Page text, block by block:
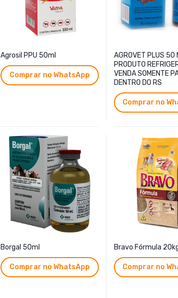
Agrosil PPU 50ml
Comprar no WhatsApp
AGROVET PLUS 50
PRODUTO
VENDA SOMENTE
DENTRO DO RS
Comprar no
Borgal 50ml
Comprar no WhatsApp
Bravo Fórmula
Comprar no